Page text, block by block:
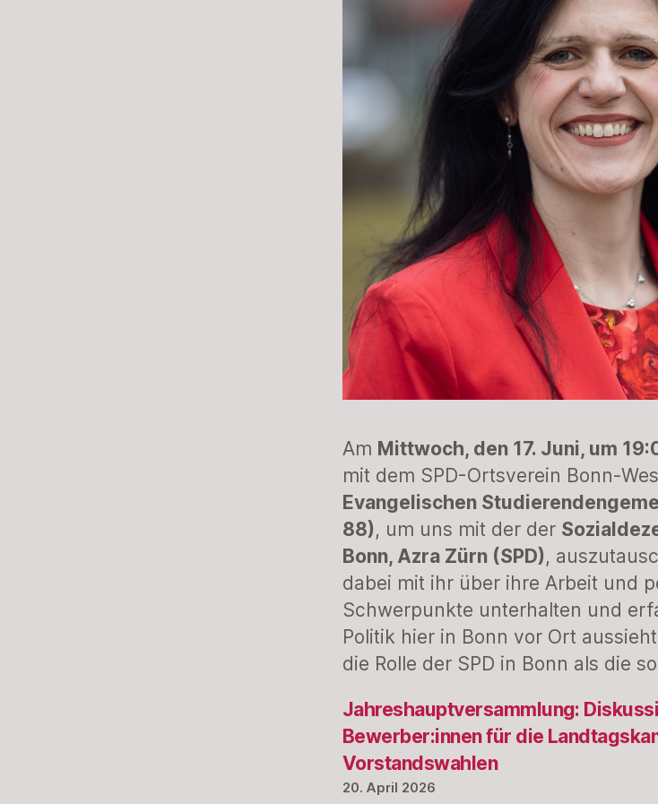
Am Mittwoch, den 17. Juni, um
mit dem SPD-Ortsverein Bonn-
Evangelischen
88), um uns mit der der
Bonn, Azra Zürn (SPD),
dabei mit ihr über ihre Arbeit und
Schwerpunkte unterhalten und
Politik hier in Bonn vor Ort
die Rolle der SPD in Bonn als die
Jahreshauptversammlung:
Bewerber:innen für die
Vorstandswahlen
20. April 2026